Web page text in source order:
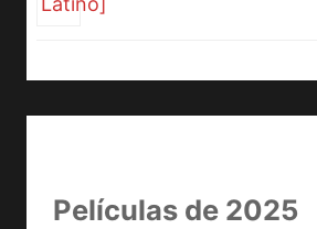
Películas de 2025